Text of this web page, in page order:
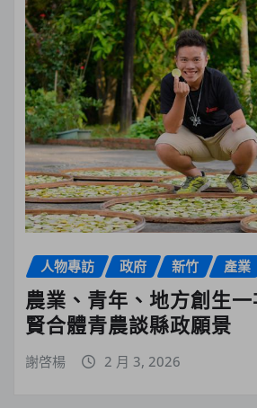
人物專訪 政府 新竹 產業
農業、青年、地方創生
賢合體青農談縣政願景
謝啓楊 2 月 3, 2026